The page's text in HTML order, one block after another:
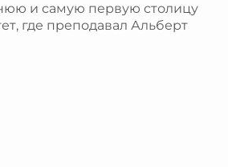
и самую первую столицу
где преподавал Альберт